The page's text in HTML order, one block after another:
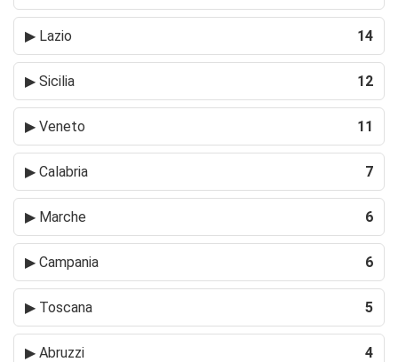
▶ Lazio 14
▶ Sicilia 12
▶ Veneto 11
▶ Calabria 7
▶ Marche 6
▶ Campania 6
▶ Toscana 5
▶ Abruzzi 4